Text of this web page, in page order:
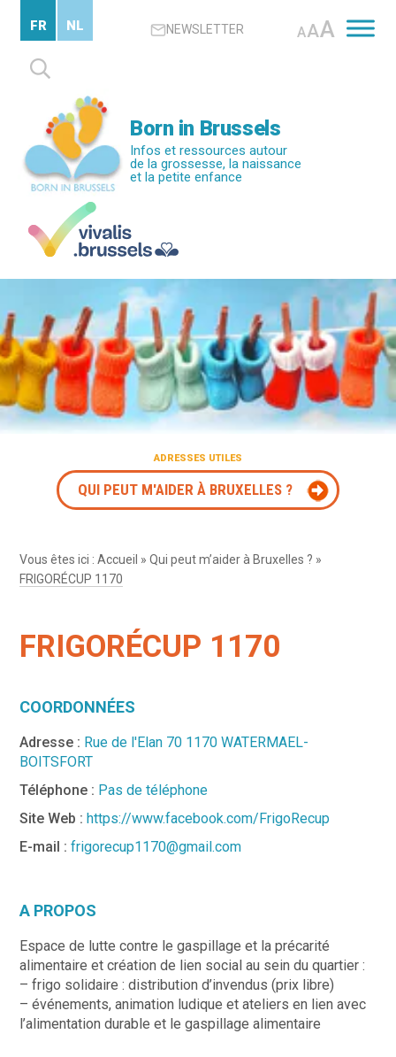
contenu
principal
NEWSLETTER AAA
Rechercher :
FR NL
Born in Brussels
Infos et ressources autour
de la grossesse, la naissance
et la petite enfance
ADRESSES UTILES
QUI PEUT M'AIDER À BRUXELLES ?
Vous êtes ici :Accueil »Qui peut m’aider à Bruxelles ? »
FRIGORÉCUP 1170
FRIGORÉCUP 1170
COORDONNÉES
Adresse : Rue de l'Elan 70 1170 WATERMAEL-
BOITSFORT
Téléphone : Pas de téléphone
Site Web : https://www.facebook.com/FrigoRecup
E-mail : frigorecup1170@gmail.com
A PROPOS
Espace de lutte contre le gaspillage et la précarité
alimentaire et création de lien social au sein du quartier :
– frigo solidaire : distribution d’invendus (prix libre)
– événements, animation ludique et ateliers en lien avec
l’alimentation durable et le gaspillage alimentaire